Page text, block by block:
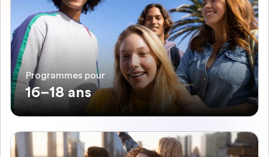
Programmes pour
16–18 ans